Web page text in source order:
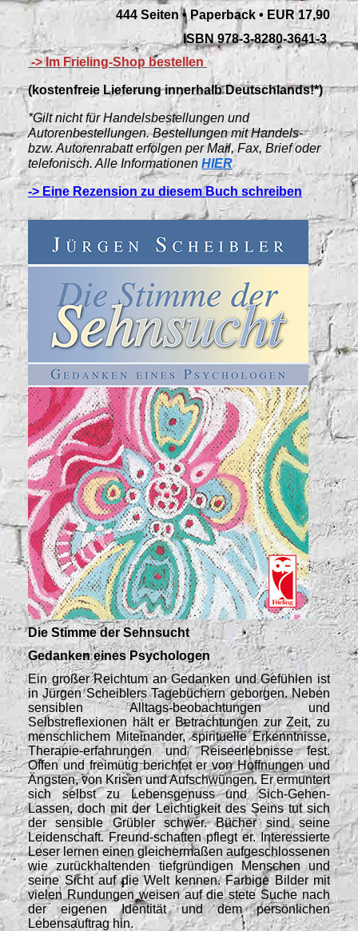
444 Seiten • Paperback • EUR 17,90
ISBN 978-3-8280-3641-3
-> Im Frieling-Shop bestellen
(kostenfreie Lieferung innerhalb Deutschlands!*)
*Gilt nicht für Handelsbestellungen und
Autorenbestellungen. Bestellungen mit Handels-
bzw. Autorenrabatt erfolgen per Mail, Fax, Brief oder
telefonisch. Alle Informationen HIER
-> Eine Rezension zu diesem Buch schreiben
Die Stimme der Sehnsucht
Gedanken eines Psychologen
Ein großer Reichtum an Gedanken und Gefühlen ist
in Jürgen Scheiblers Tagebüchern geborgen. Neben
sensiblen Alltags-beobachtungen und
Selbstreflexionen hält er Betrachtungen zur Zeit, zu
menschlichem Miteinander, spirituelle Erkenntnisse,
Therapie-erfahrungen und Reiseerlebnisse fest.
Offen und freimütig berichtet er von Hoffnungen und
Ängsten, von Krisen und Aufschwüngen. Er ermuntert
sich selbst zu Lebensgenuss und Sich-Gehen-
Lassen, doch mit der Leichtigkeit des Seins tut sich
der sensible Grübler schwer. Bücher sind seine
Leidenschaft. Freund-schaften pflegt er. Interessierte
Leser lernen einen gleichermaßen aufgeschlossenen
wie zurückhaltenden tiefgründigen Menschen und
seine Sicht auf die Welt kennen. Farbige Bilder mit
vielen Rundungen weisen auf die stete Suche nach
der eigenen Identität und dem persönlichen
Lebensauftrag hin.